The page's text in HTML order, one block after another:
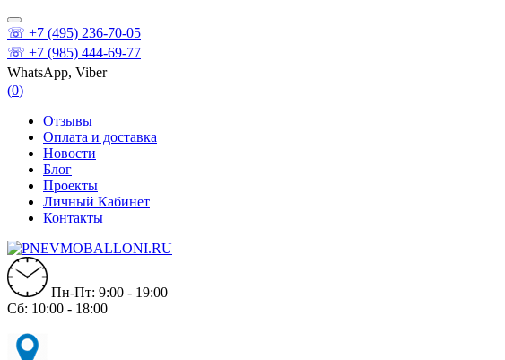
☏ +7 (495) 236-70-05
☏ +7 (985) 444-69-77
WhatsApp, Viber
(0)
Отзывы
Оплата и доставка
Новости
Блог
Проекты
Личный Кабинет
Контакты
Пн-Пт: 9:00 - 19:00
Сб: 10:00 - 18:00